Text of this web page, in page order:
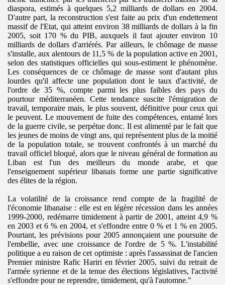
diaspora, estimés à quelques 5,2 milliards de dollars en 2004.
D'autre part, la reconstruction s'est faite au prix d'un endettement
massif de l'Etat, qui atteint environ 38 milliards de dollars à la fin
2005, soit 170 % du PIB, auxquels il faut ajouter environ 10
milliards de dollars d'arriérés. Par ailleurs, le chômage de masse
s'installe, aux alentours de 11,5 % de la population active en 2001,
selon des statistiques officielles qui sous-estiment le phénomène.
Les conséquences de ce chômage de masse sont d'autant plus
lourdes qu'il affecte une population dont le taux d'activité, de
l'ordre de 35 %, compte parmi les plus faibles des pays du
pourtour méditerranéen. Cette tendance suscite l'émigration de
travail, temporaire mais, le plus souvent, définitive pour ceux qui
le peuvent. Le mouvement de fuite des compétences, entamé lors
de la guerre civile, se perpétue donc. Il est alimenté par le fait que
les jeunes de moins de vingt ans, qui représentent plus de la moitié
de la population totale, se trouvent confrontés à un marché du
travail officiel bloqué, alors que le niveau général de formation au
Liban est l'un des meilleurs du monde arabe, et que
l'enseignement supérieur libanais forme une partie significative
des élites de la région.
La volatilité de la croissance rend compte de la fragilité de
l'économie libanaise : elle est en légère récession dans les années
1999-2000, redémarre timidement à partir de 2001, atteint 4,9 %
en 2003 et 6 % en 2004, et s'effondre entre 0 % et 1 % en 2005.
Pourtant, les prévisions pour 2005 annonçaient une poursuite de
l'embellie, avec une croissance de l'ordre de 5 %. L'instabilité
politique a eu raison de cet optimiste : après l'assassinat de l'ancien
Premier ministre Rafic Hariri en février 2005, suivi du retrait de
l'armée syrienne et de la tenue des élections législatives, l'activité
s'effondre pour ne reprendre, timidement, qu'à l'automne."